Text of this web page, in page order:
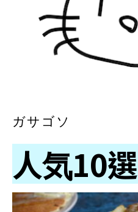
ガサゴソ
人気10選